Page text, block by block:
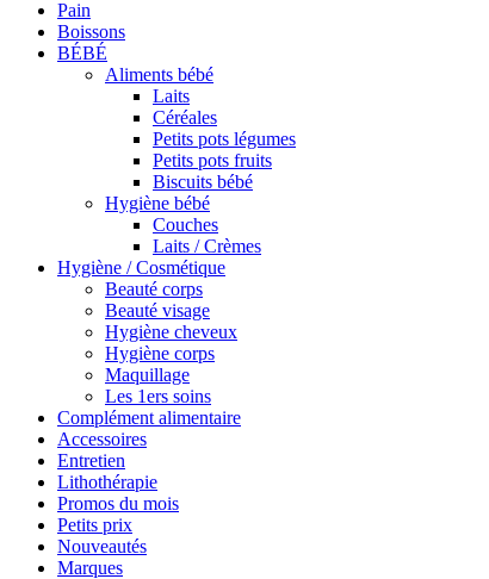
Pain
Boissons
BÉBÉ
Aliments bébé
Laits
Céréales
Petits pots légumes
Petits pots fruits
Biscuits bébé
Hygiène bébé
Couches
Laits / Crèmes
Hygiène / Cosmétique
Beauté corps
Beauté visage
Hygiène cheveux
Hygiène corps
Maquillage
Les 1ers soins
Complément alimentaire
Accessoires
Entretien
Lithothérapie
Promos du mois
Petits prix
Nouveautés
Marques